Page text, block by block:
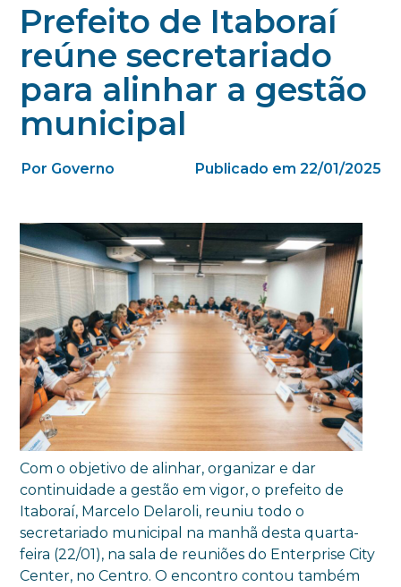
Prefeito de Itaboraí
reúne secretariado
para alinhar a gestão
municipal
Por Governo Publicado em 22/01/2025
Com o objetivo de alinhar, organizar e dar
continuidade a gestão em vigor, o prefeito de
Itaboraí, Marcelo Delaroli, reuniu todo o
secretariado municipal na manhã desta quarta-
feira (22/01), na sala de reuniões do Enterprise City
Center, no Centro. O encontro contou também